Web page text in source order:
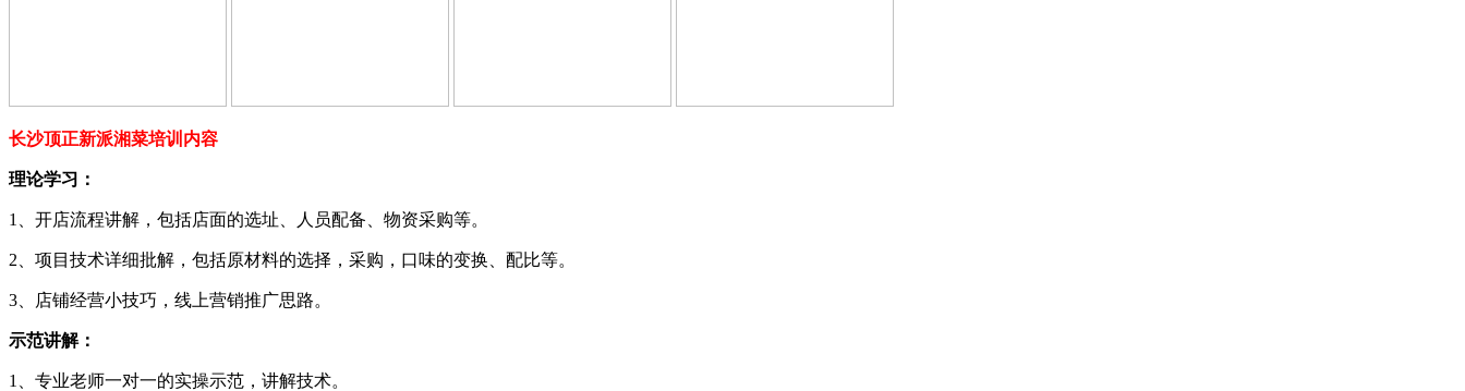
长沙顶正新派湘菜培训内容
理论学习：
1、开店流程讲解，包括店面的选址、人员配备、物资采购等。
2、项目技术详细批解，包括原材料的选择，采购，口味的变换、配比等。
3、店铺经营小技巧，线上营销推广思路。
示范讲解：
1、专业老师一对一的实操示范，讲解技术。